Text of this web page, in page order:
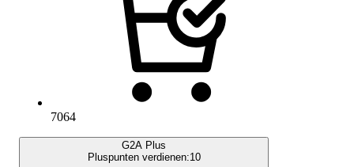
7064
G2A Plus
Pluspunten verdienen:10